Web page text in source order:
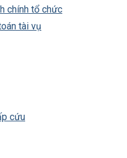
chính tổ chức
tài vụ
cứu